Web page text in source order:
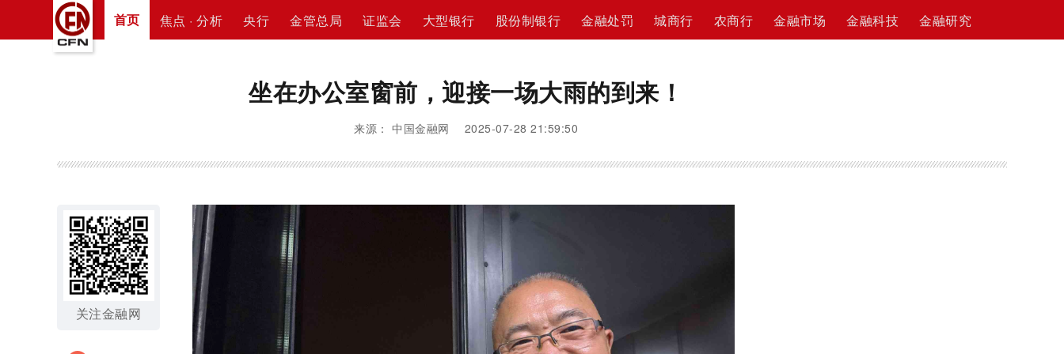
首页 焦点 · 分析 央行 金管总局 证监会 大型银行 股份制银行 金融处罚 城商行 农商行 金融市场 金融科技 金融研究
坐在办公室窗前，迎接一场大雨的到来！
来源： 中国金融网 2025-07-28 21:59:50
关注金融网